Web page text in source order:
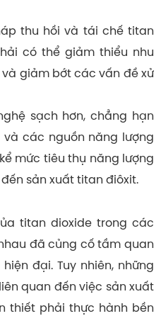
thu hồi và tái chế titan
có thể giảm thiểu nhu
giảm bớt các vấn đề xử
sạch hơn, chẳng hạn
các nguồn năng lượng
mức tiêu thụ năng lượng
sản xuất titan điôxit.
titan dioxide trong các
đã củng cố tầm quan
đại. Tuy nhiên, những
quan đến việc sản xuất
thiết phải thực hành bền